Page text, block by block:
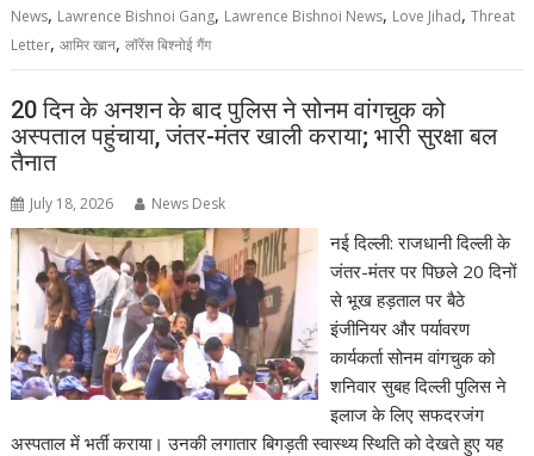
News, Lawrence Bishnoi Gang, Lawrence Bishnoi News, Love Jihad,Threat
Letter,आमिर खान,लॉरेंस बिश्नोई गैंग
20 दिन के अनशन के बाद पुलिस ने सोनम वांगचुक को
अस्पताल पहुंचाया, जंतर-मंतर खाली कराया; भारी सुरक्षा बल
तैनात
July 18, 2026 News Desk
नई दिल्ली: राजधानी दिल्ली के
जंतर-मंतर पर पिछले 20 दिनों
से भूख हड़ताल पर बैठे
इंजीनियर और पर्यावरण
कार्यकर्ता सोनम वांगचुक को
शनिवार सुबह दिल्ली पुलिस ने
इलाज के लिए सफदरजंग
अस्पताल में भर्ती कराया। उनकी लगातार बिगड़ती स्वास्थ्य स्थिति को देखते हुए यह